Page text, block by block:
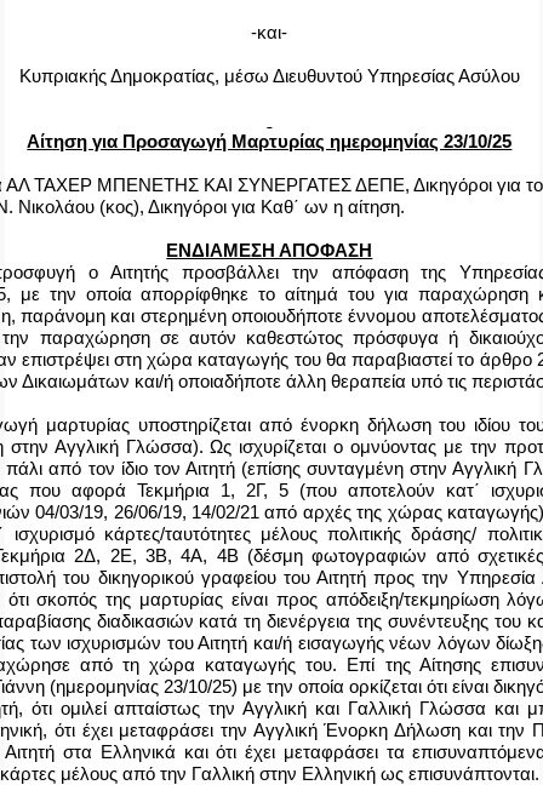
-και-
Κυπριακής Δημοκρατίας, μέσω Διευθυντού Υπηρεσίας Ασύλου
Αίτηση για Προσαγωγή Μαρτυρίας ημερομηνίας 23/10/25
ΑΛ ΤΑΧΕΡ ΜΠΕΝΕΤΗΣ ΚΑΙ ΣΥΝΕΡΓΑΤΕΣ ΔΕΠΕ, Δικηγόροι για
Νικολάου (κος), Δικηγόροι για Καθ΄ ων η αίτηση.
ΕΝΔΙΑΜΕΣΗ ΑΠΟΦΑΣΗ
ο Αιτητής προσβάλλει την απόφαση της
με την οποία απορρίφθηκε το αίτημά του για παραχώρηση
παράνομη και στερημένη οποιουδήποτε έννομου
την παραχώρηση σε αυτόν καθεστώτος πρόσφυγα ή
επιστρέψει στη χώρα καταγωγής του θα παραβιαστεί το
και/ή οποιαδήποτε άλλη θεραπεία υπό τις
μαρτυρίας υποστηρίζεται από ένορκη δήλωση του ιδίου
στην Αγγλική Γλώσσα). Ως ισχυρίζεταιo ομνύοντας με την
από τον ίδιο τον Αιτητή (επίσης συνταγμένη στην Αγγλική
που αφορά Τεκμήρια 1, 2Γ, 5 (που αποτελούν κατ΄
04/03/19, 26/06/19, 14/02/21 από αρχές της χώρας
κάρτες/ταυτότητες μέλους πολιτικής δράσης/
2Δ, 2Ε, 3Β, 4Α, 4Β (δέσμη φωτογραφιών από σχετικές
του δικηγορικού γραφείου του Αιτητή προς την
ότι σκοπός της μαρτυρίας είναι προς απόδειξη/τεκμηρίωση
διαδικασιών κατά τη διενέργεια της συνέντευξης του
των ισχυρισμών του Αιτητή και/ή εισαγωγής νέων λόγων
από τη χώρα καταγωγής του. Επί της Αίτησης
(ημερομηνίας 23/10/25) με την οποία ορκίζεται ότι είναι
ότι ομιλεί απταίστως την Αγγλική και Γαλλική Γλώσσα και
ότι έχει μεταφράσει την Αγγλική Ένορκη Δήλωση και την
στα Ελληνικά και ότι έχει μεταφράσει τα
μέλους από την Γαλλική στην Ελληνική ως επισυνάπτονται.